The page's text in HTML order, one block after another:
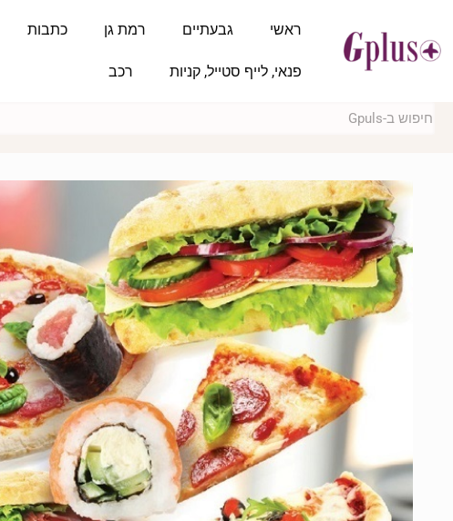
ראשי גבעתיים רמת גן כתבות
פנאי, לייף סטייל, קניות רכב